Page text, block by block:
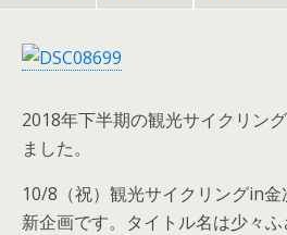
2018年下半期の観光サイクリン
ました。
10/8（祝）観光サイクリングin金
新企画です。タイトル名は少々